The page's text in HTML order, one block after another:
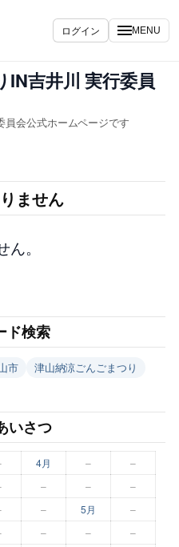
ログイン MENU
吉井川 実行委員
会公式ホームページです
ません
。
ド検索
市
津山納涼ごんごまつり
いさつ
4月 –
–
– – –
– 5月
–
– – –